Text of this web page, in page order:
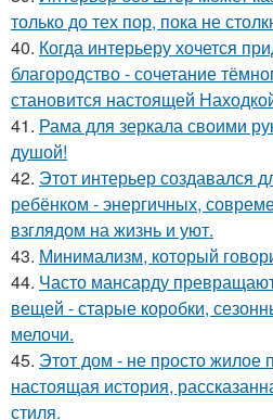
только до тех пор, пока не
40. Когда интерьеру хочется
благородство - сочетание
становится настоящей
41. Рама для зеркала своими
душой!
42. Этот интерьер создавался
ребёнком - энергичных,
взглядом на жизнь и уют.
43. Минимализм, который
44. Часто мансарду
вещей - старые коробки,
мелочи.
45. Этот дом - не просто жилое
настоящая история,
стиля.